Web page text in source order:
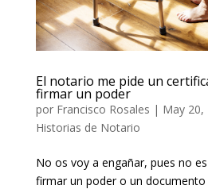
El notario me pide un
firmar un poder
por Francisco Rosales | May 20,
Historias de Notario
No os voy a engañar, pues no
firmar un poder o un documento